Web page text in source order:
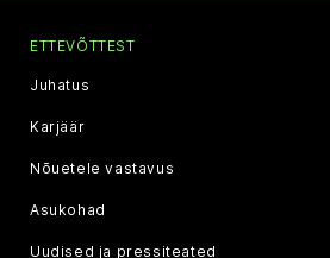
ETTEVÕTTEST
Juhatus
Karjäär
Nõuetele vastavus
Asukohad
Uudised ja pressiteated